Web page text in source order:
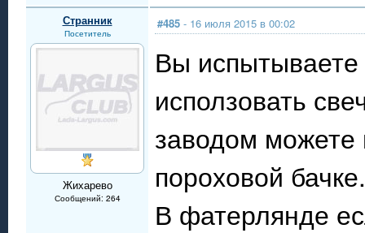
Странник
Посетитель
Жихарево
Сообщений: 264
#485 - 16 июля 2015 в 00:02
Вы испытываете
исползовать
заводом можете
пороховой бачке.
В фатерлянде